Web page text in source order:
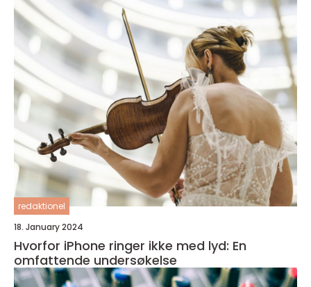
redaktionel
18. January 2024
Hvorfor iPhone ringer ikke med lyd: En
omfattende undersøkelse